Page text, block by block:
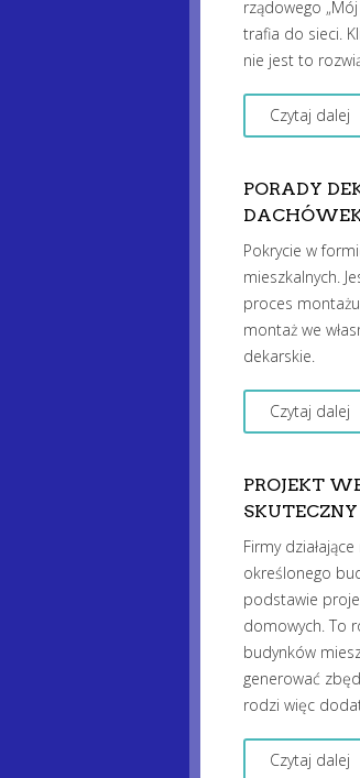
rządowego
trafia do sieci.
nie jest to
Czytaj dalej
PORADY
Pokrycie w
mieszkalnych.
proces
montaż we
dekarskie.
Czytaj dalej
PROJEKT
Firmy
określonego
podstawie
domowych. To
budynków
generować
rodzi więc
Czytaj dalej